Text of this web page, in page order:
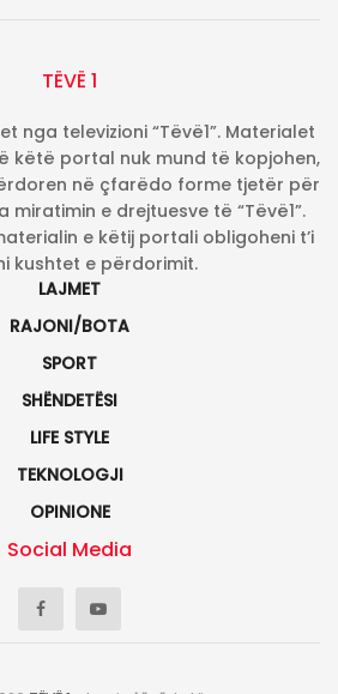
TËVË 1
nga televizioni “Tëvë1”. Materialet
këtë portal nuk mund të kopjohen,
në çfarëdo forme tjetër për
miratimin e drejtuesve të “Tëvë1”.
e këtij portali obligoheni t’i
kushtet e përdorimit.
LAJMET
RAJONI/BOTA
SPORT
SHËNDETËSI
LIFE STYLE
TEKNOLOGJI
OPINIONE
Social Media